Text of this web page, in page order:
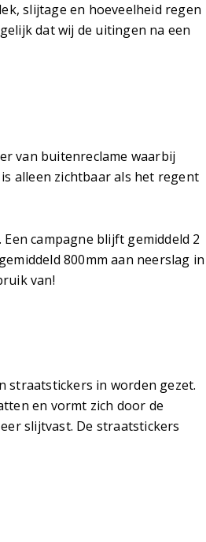
slijtage en hoeveelheid regen
dat wij de uitingen na een
van buitenreclame waarbij
alleen zichtbaar als het regent
campagne blijft gemiddeld 2
800mm aan neerslag in
van!
straatstickers in worden gezet.
en vormt zich door de
slijtvast. De straatstickers